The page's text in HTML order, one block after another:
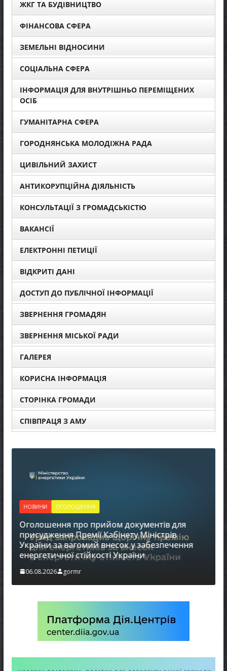
ЖКГ ТА БУДІВНИЦТВО
ФІНАНСОВА СФЕРА
ЗЕМЕЛЬНІ ВІДНОСИНИ
СОЦІАЛЬНА СФЕРА
ІНФОРМАЦІЯ ДЛЯ ВНУТРІШНЬО ПЕРЕМІЩЕНИХ
ОСІБ
ГУМАНІТАРНА СФЕРА
ГОРОДНЯНСЬКА МОЛОДІЖНА РАДА
ЦИВІЛЬНИЙ ЗАХИСТ
АНТИКОРУПЦІЙНА ДІЯЛЬНІСТЬ
КОНСУЛЬТАЦІЇ З ГРОМАДСЬКІСТЮ
ВАКАНСІЇ
ЕЛЕКТРОННІ ПЕТИЦІЇ
ВІДКРИТІ ДАНІ
ДОСТУП ДО ПУБЛІЧНОЇ ІНФОРМАЦІЇ
ЗВЕРНЕННЯ ГРОМАДЯН
ЗВЕРНЕННЯ МІСЬКОЇ РАДИ
ГАЛЕРЕЯ
КОРИСНА ІНФОРМАЦІЯ
СТОРІНКА ГРОМАДИ
СПІВПРАЦЯ З АМУ
НОВИНИ ОГОЛОШЕННЯ
Оголошення про прийом документів для
присудження Премії Кабінету Міністрів
України за вагомий внесок у забезпечення
енергетичної стійкості України
06.08.2026 gormr